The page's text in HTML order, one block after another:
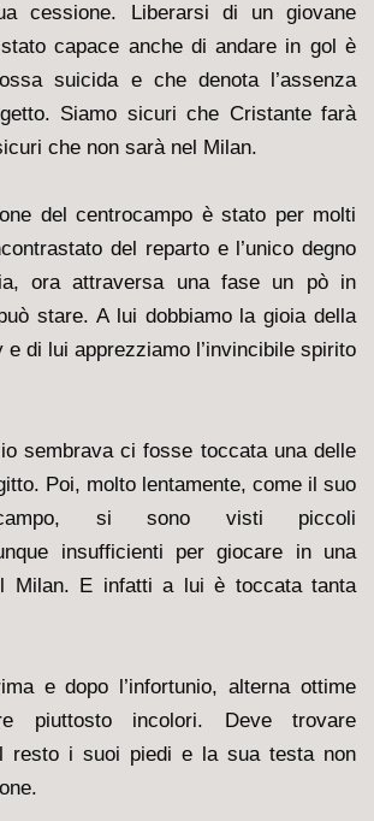
cessione. Liberarsi di un giovane
capace anche di andare in gol è
suicida e che denota l’assenza
Siamo sicuri che Cristante farà
che non sarà nel Milan.
del centrocampo è stato per molti
del reparto e l’unico degno
ora attraversa una fase un pò in
stare. A lui dobbiamo la gioia della
e di lui apprezziamo l’invincibile spirito
sembrava ci fosse toccata una delle
Poi, molto lentamente, come il suo
si sono visti piccoli
insufficienti per giocare in una
Milan. E infatti a lui è toccata tanta
e dopo l’infortunio, alterna ottime
piuttosto incolori. Deve trovare
resto i suoi piedi e la sua testa non